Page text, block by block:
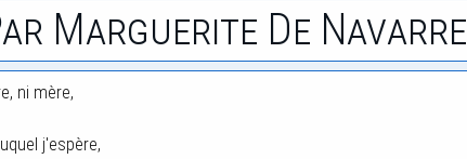
Marguerite De Navarre
ni mère,
j'espère,